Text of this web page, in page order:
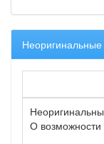
Неоригинальные
О возможности